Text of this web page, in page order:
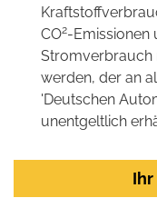
CO2-Emissionen
Stromverbrauch
werden, der an
'Deutschen
unentgeltlich
Ihr